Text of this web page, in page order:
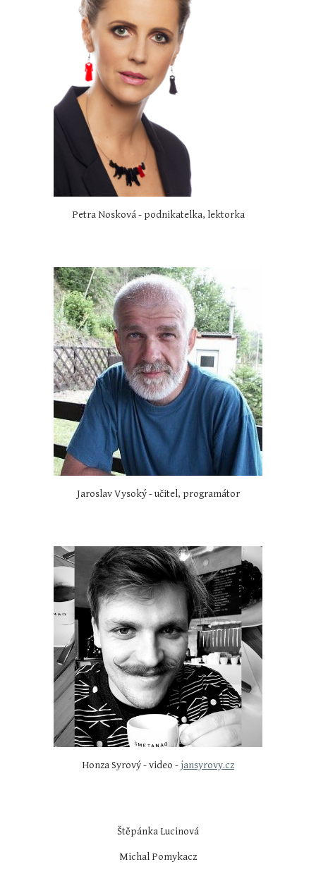
Petra Nosková - podnikatelka, lektorka
Jaroslav Vysoký - učitel, programátor
Honza Syrový - video - jansyrovy.cz
Štěpánka Lucinová
Michal Pomykacz